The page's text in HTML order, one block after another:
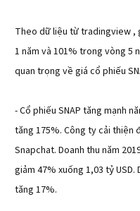
Theo dữ liệu từ tradingview ,
1 năm và 101% trong vòng 5
quan trọng về giá cổ phiếu
- Cổ phiếu SNAP tăng mạnh
tăng 175%. Công ty cải thiện
Snapchat. Doanh thu năm
giảm 47% xuống 1,03 tỷ
tăng 17%.